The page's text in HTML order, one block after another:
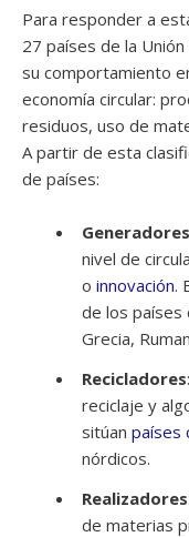
Para responder a
27 países de la
su comportamiento
economía circular:
residuos, uso de
A partir de esta
de países:
Generadores
nivel de
o innovación.
de los países
Grecia,
Recicladores
reciclaje y
sitúan países
nórdicos.
Realizadores
de materias